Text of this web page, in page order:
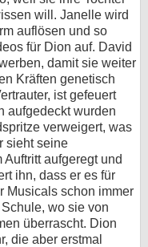
will. Janelle wird
auflösen und so
für Dion auf. David
damit sie weiter
Kräften genetisch
ist gefeuert
aufgedeckt wurden
verweigert, was
sieht seine
aufgeregt und
ihn, dass er es für
Musicals schon immer
wo sie von
überrascht. Dion
die aber erstmal